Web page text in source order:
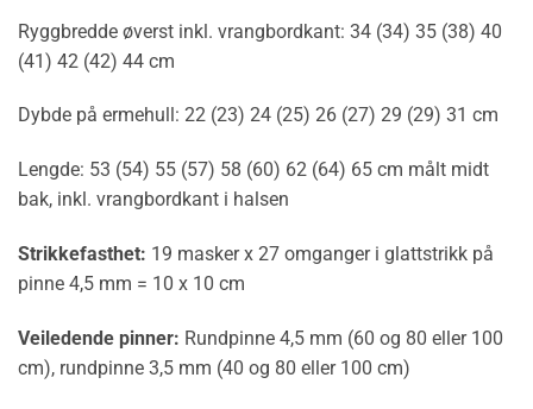
Ryggbredde øverst inkl. vrangbordkant: 34 (34) 35 (38) 40
(41) 42 (42) 44 cm
Dybde på ermehull: 22 (23) 24 (25) 26 (27) 29 (29) 31 cm
Lengde: 53 (54) 55 (57) 58 (60) 62 (64) 65 cm målt midt
bak, inkl. vrangbordkant i halsen
Strikkefasthet: 19 masker x 27 omganger i glattstrikk på
pinne 4,5 mm = 10 x 10 cm
Veiledende pinner: Rundpinne 4,5 mm (60 og 80 eller 100
cm), rundpinne 3,5 mm (40 og 80 eller 100 cm)